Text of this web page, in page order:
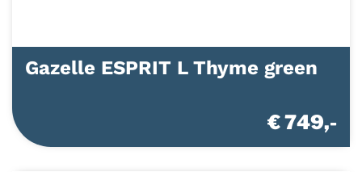
Gazelle ESPRIT L Thyme green
€ 749,-